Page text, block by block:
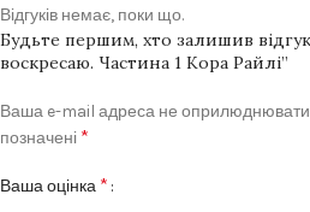
Відгуків немає, поки що.
Будьте першим, хто залишив відгук
воскресаю. Частина 1 Кора Райлі”
Ваша e-mail адреса не
позначені *
Ваша оцінка *